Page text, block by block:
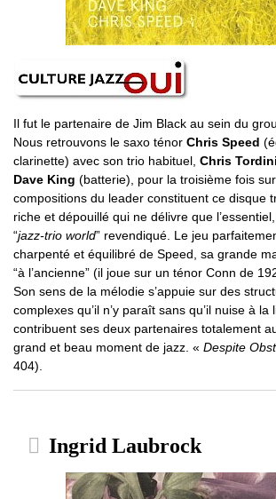
Il fut le partenaire de Jim Black au sein du
Nous retrouvons le saxo ténor Chris Speed
clarinette) avec son trio habituel, Chris Tordini
Dave King (batterie), pour la troisième fois
compositions du leader constituent ce disque
riche et dépouillé qui ne délivre que
“jazz-trio world” revendiqué. Le jeu
charpenté et équilibré de Speed, sa grande
“à l’ancienne” (il joue sur un ténor Conn de
Son sens de la mélodie s’appuie sur des
complexes qu’il n’y paraît sans qu’il nuise à
contribuent ses deux partenaires totalement
grand et beau moment de jazz. « Despite
404).
Ingrid Laubrock